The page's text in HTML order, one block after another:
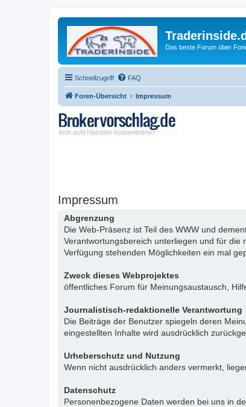
Das beste Forum über
Schnellzugriff FAQ
Foren-Übersicht Impressum
Impressum
Abgrenzung
Die Web-Präsenz ist Teil des WWW und
Verantwortungsbereich unterliegen und für
Verfügung stehenden Möglichkeiten ein mal
Zweck dieses Webprojektes
öffentliches Forum für Meinungsaustausch,
Journalistisch-redaktionelle Verantwortung
Die Beiträge der Benutzer spiegeln deren
eingestellten Inhalte wird ausdrücklich
Urheberschutz und Nutzung
Wenn nicht ausdrücklich anders vermerkt,
Datenschutz
Personenbezogene Daten werden bei uns in